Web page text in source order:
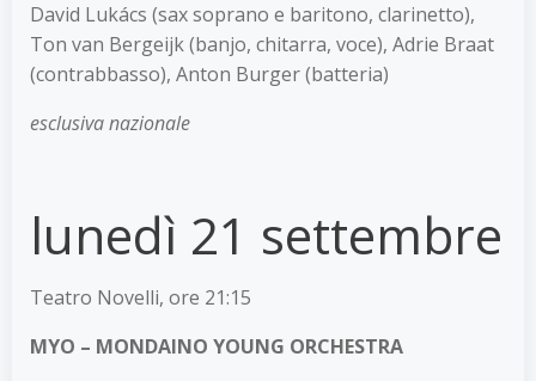
David Lukács (sax soprano e baritono, clarinetto),
Ton van Bergeijk (banjo, chitarra, voce), Adrie Braat
(contrabbasso), Anton Burger (batteria)
esclusiva nazionale
lunedì 21 settembre
Teatro Novelli, ore 21:15
MYO – MONDAINO YOUNG ORCHESTRA